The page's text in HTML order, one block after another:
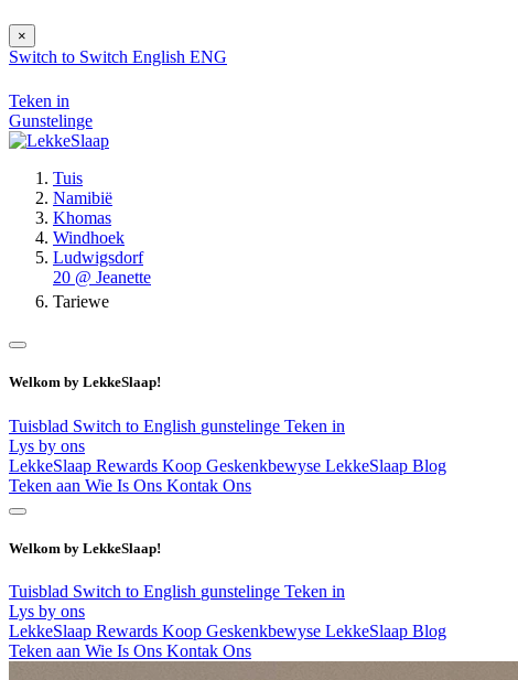
×
Switch to Switch English ENG
Teken in
Gunstelinge
Tuis
Namibië
Khomas
Windhoek
Ludwigsdorf
20 @ Jeanette
Tariewe
Welkom by LekkeSlaap!
Tuisblad Switch to English gunstelinge Teken in
Lys by ons
LekkeSlaap Rewards Koop Geskenkbewyse LekkeSlaap Blog
Teken aan Wie Is Ons Kontak Ons
Welkom by LekkeSlaap!
Tuisblad Switch to English gunstelinge Teken in
Lys by ons
LekkeSlaap Rewards Koop Geskenkbewyse LekkeSlaap Blog
Teken aan Wie Is Ons Kontak Ons